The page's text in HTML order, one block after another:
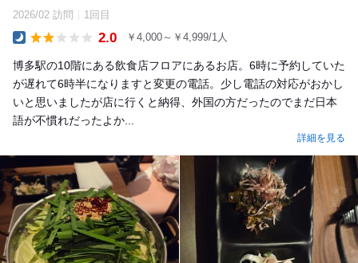
2026/02 訪問 1回目
2.0 ￥4,000～￥4,999/1人
博多駅の10階にある飲食店フロアにあるお店。6時に予約していた
が遅れて6時半になりますと変更の電話。少し電話の対応がおかし
いと思いましたが店に行くと納得、外国の方だったのでまだ日本
語が不慣れだったよか...
詳細を見る